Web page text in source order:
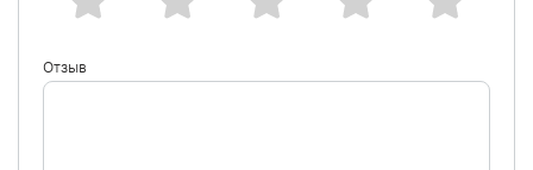
Отзыв